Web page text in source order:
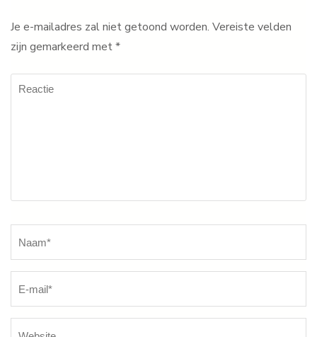
Je e-mailadres zal niet getoond worden. Vereiste velden
zijn gemarkeerd met*
Reactie